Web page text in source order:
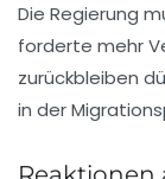
Die Regierung
forderte mehr
zurückbleiben
in der